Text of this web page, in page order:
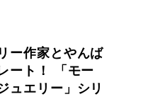
ー作家とやんば
ート！ 「モー
ュエリー」シリ